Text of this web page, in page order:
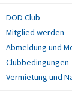
DOD Club
Mitglied werden
Abmeldung und
Clubbedingungen
Vermietung und